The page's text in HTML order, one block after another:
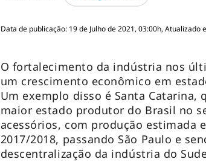
Data de publicação: 19 de Julho de 2021, 03:00h, Atualizado
O fortalecimento da indústria nos
um crescimento econômico em
Um exemplo disso é Santa Catarina,
maior estado produtor do Brasil no
acessórios, com produção estimada
2017/2018, passando São Paulo e
descentralização da indústria do